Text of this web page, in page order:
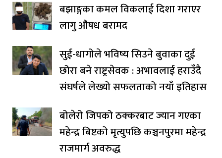
बझाङ्गका कमल विकलाई दिशा गराएर
लागु औषध बरामद
सुई-धागोले भविष्य सिउने बुवाका दुई
छोरा बने राष्ट्रसेवक : अभावलाई हराउँदै
संघर्षले लेख्यो सफलताको नयाँ इतिहास
बोलेरो जिपको ठक्करबाट ज्यान गएका
महेन्द्र बिष्टको मृत्युपछि कञ्चनपुरमा महेन्द्र
राजमार्ग अवरुद्ध